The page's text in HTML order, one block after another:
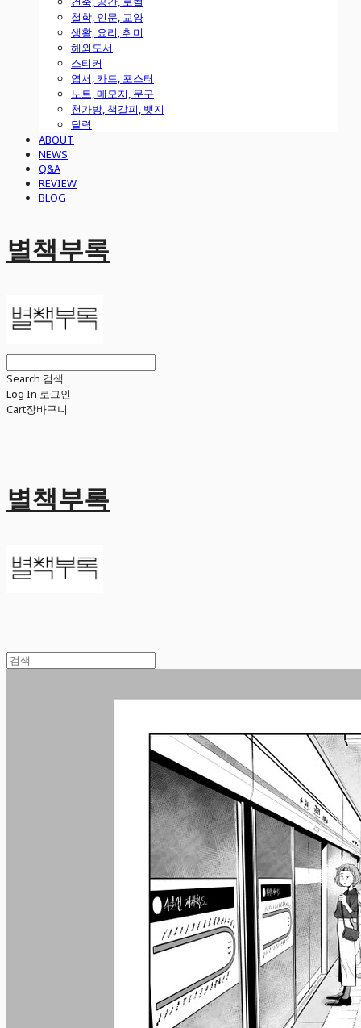
철학, 인문, 교양
생활, 요리, 취미
해외도서
스티커
엽서, 카드, 포스터
노트, 메모지, 문구
천가방, 책갈피, 뱃지
달력
ABOUT
NEWS
Q&A
REVIEW
BLOG
별책부록
Search 검색
Log In 로그인
Cart장바구니
별책부록